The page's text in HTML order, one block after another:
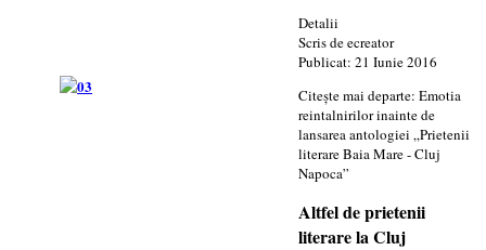
Detalii
Scris deecreator
Publicat: 21 Iunie 2016
Citește mai departe: Emotia
reintalnirilor inainte de
lansarea antologiei „Prietenii
literare Baia Mare - Cluj
Napoca”
Altfel de prietenii
literare la Cluj